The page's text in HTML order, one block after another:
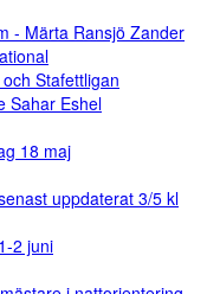
- Märta Ransjö Zander
Stafettligan
Sahar Eshel
18 maj
uppdaterat 3/5 kl
2 juni